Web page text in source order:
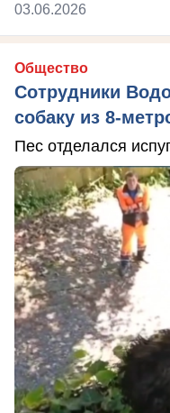
03.06.2026
Общество
Сотрудники
собаку из 8-
Пес отделался